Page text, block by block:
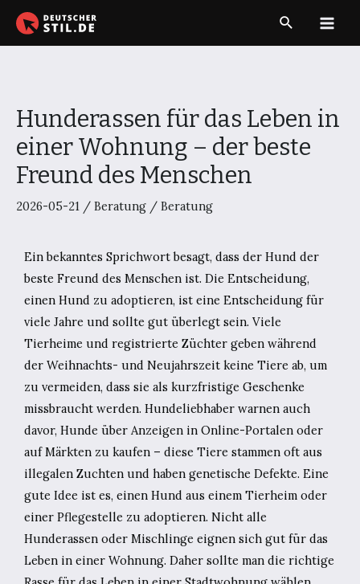
Zum
Inhalt
Suche
Hunderassen für das Leben in
einer Wohnung – der beste
Freund des Menschen
2026-05-21 / Beratung / Beratung
Ein bekanntes Sprichwort besagt, dass der Hund der
beste Freund des Menschen ist. Die Entscheidung,
einen Hund zu adoptieren, ist eine Entscheidung für
viele Jahre und sollte gut überlegt sein. Viele
Tierheime und registrierte Züchter geben während
der Weihnachts- und Neujahrszeit keine Tiere ab, um
zu vermeiden, dass sie als kurzfristige Geschenke
missbraucht werden. Hundeliebhaber warnen auch
davor, Hunde über Anzeigen in Online-Portalen oder
auf Märkten zu kaufen – diese Tiere stammen oft aus
illegalen Zuchten und haben genetische Defekte. Eine
gute Idee ist es, einen Hund aus einem Tierheim oder
einer Pflegestelle zu adoptieren. Nicht alle
Hunderassen oder Mischlinge eignen sich gut für das
Leben in einer Wohnung. Daher sollte man die richtige